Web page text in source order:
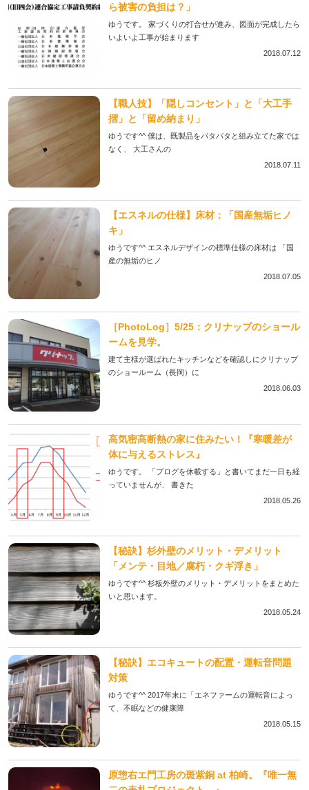
ら被害の負担は？」
ゆうです。 家づくりの打合せが進み、図面が完成したら
いよいよ工事が始まります
2018.07.12
【職人技】「隠しコンセント」と「大工手
摺」と「留め納まり」
ゆうです^^ 僕は、既製品をパタパタと組み立てた家では
なく、 大工さんの
2018.07.11
【エスネルの仕様】床材：「国産無垢ヒノ
キ」
ゆうです^^ エスネルデザインの標準仕様の床材は 「国
産の無垢のヒノ
2018.07.05
［PhotoLog］5/25：クリナップのショール
ームを見学。
建て主様が選ばれたキッチンなどを確認しにクリナップ
のショールーム（長岡）に
2018.06.03
高気密高断熱の家に住みたい！『寒暖差が
体に与えるストレス』
ゆうです。 「ブログを休載する」と書いてまだ一日も経
っていませんが、 書きた
2018.05.26
【秘訣】杉外壁のメリット・デメリット
「メンテ・目地／腐朽・クギ浮き」
ゆうです^^ 杉板外壁のメリット・デメリットをまとめた
いと思います。
2018.05.24
【秘訣】エコキュートの配置・運転音問題
対策
ゆうです^^ 2017年末に「エネファームの運転音によっ
て、不眠などの健康障
2018.05.15
原惣右エ門工房の斑紫銅 at 柏崎。『唯一無